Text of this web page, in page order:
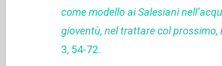
come modello ai Salesiani
gioventù, nel trattare col
3, 54-72.